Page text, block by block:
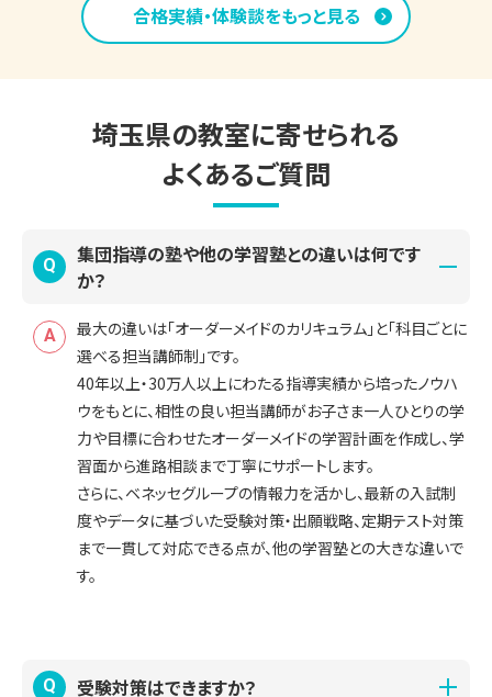
合格実績・体験談をもっと見る
埼玉県の教室に寄せられる
よくあるご質問
Q
集団指導の塾や他の学習塾との違いは何です
か？
A
最大の違いは「オーダーメイドのカリキュラム」と「科目ごとに
選べる担当講師制」です。
40年以上・30万人以上にわたる指導実績から培ったノウハ
ウをもとに、相性の良い担当講師がお子さま一人ひとりの学
力や目標に合わせたオーダーメイドの学習計画を作成し、学
習面から進路相談まで丁寧にサポートします。
さらに、ベネッセグループの情報力を活かし、最新の入試制
度やデータに基づいた受験対策・出願戦略、定期テスト対策
まで一貫して対応できる点が、他の学習塾との大きな違いで
す。
Q 受験対策はできますか？